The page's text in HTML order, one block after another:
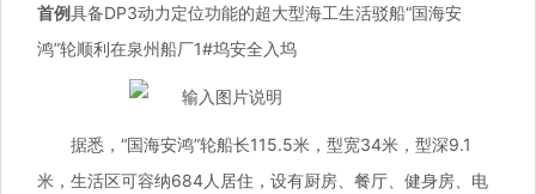
首例具备DP3动力定位功能的超大型海工生活驳船“国海安
鸿”轮顺利在泉州船厂1#坞安全入坞
据悉，“国海安鸿”轮船长115.5米，型宽34米，型深9.1
米，生活区可容纳684人居住，设有厨房、餐厅、健身房、电